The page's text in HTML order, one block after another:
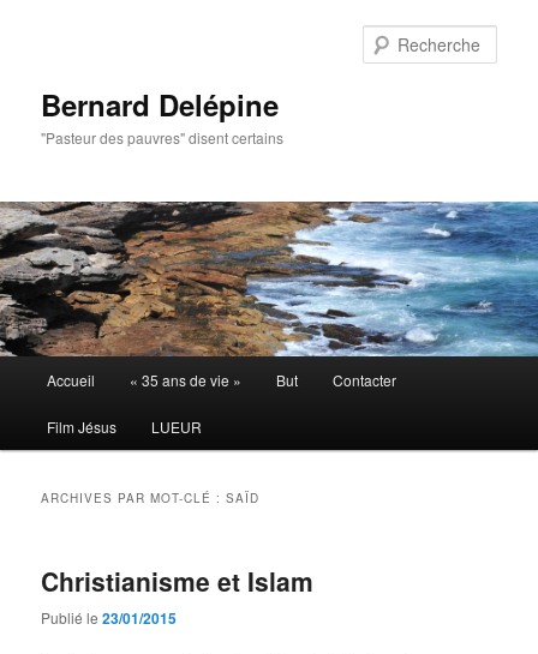
Bernard Delépine
"Pasteur des pauvres" disent certains
principal
Accueil « 35 ans de vie » But Contacter
Film Jésus LUEUR
ARCHIVES PAR MOT-CLÉ :SAÏD
Christianisme et Islam
Publié le23/01/2015